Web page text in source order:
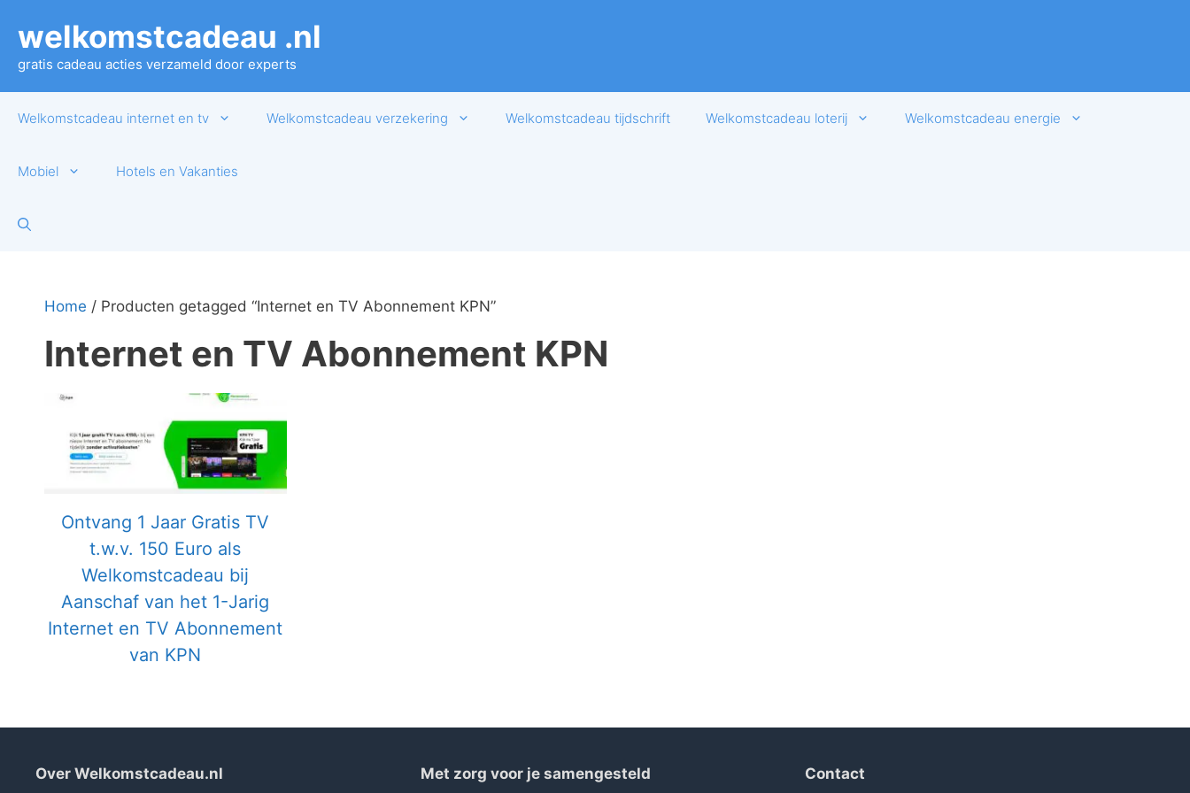
naar
inhoud
welkomstcadeau .nl
gratis cadeau acties verzameld door experts
Welkomstcadeau internet en tv Welkomstcadeau verzekering Welkomstcadeau tijdschrift Welkomstcadeau loterij Welkomstcadeau energie
Mobiel Hotels en Vakanties
Home / Producten getagged “Internet en TV Abonnement KPN”
Internet en TV Abonnement KPN
Ontvang 1 Jaar Gratis TV
t.w.v. 150 Euro als
Welkomstcadeau bij
Aanschaf van het 1-Jarig
Internet en TV Abonnement
van KPN
Over Welkomstcadeau.nl Met zorg voor je samengesteld Contact